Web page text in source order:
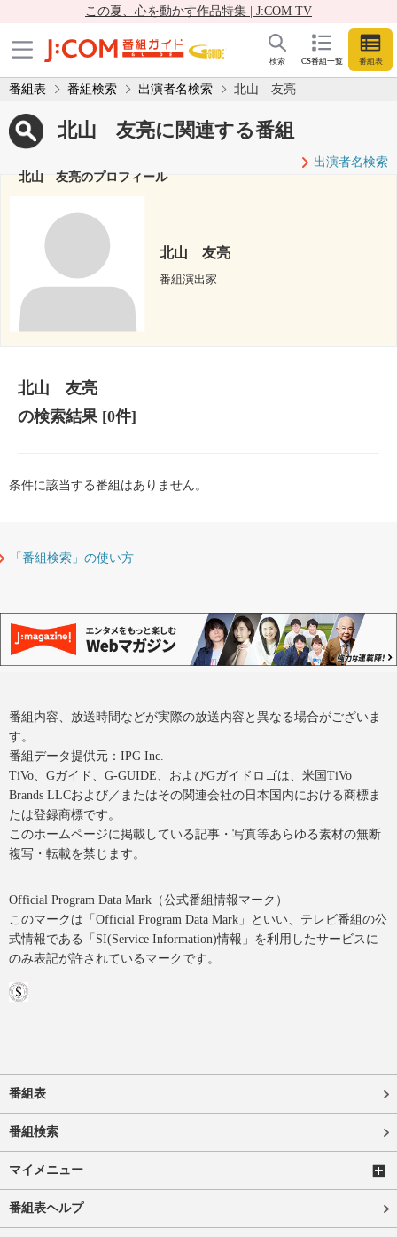
この夏、心を動かす作品特集 | J:COM TV
CS番組一覧 番組表
検索
番組表 番組検索 出演者名検索 北山 友亮
北山 友亮に関連する番組
出演者名検索
北山 友亮のプロフィール
北山 友亮
番組演出家
北山 友亮
の検索結果[0件]
条件に該当する番組はありません。
「番組検索」の使い方
番組内容、放送時間などが実際の放送内容と異なる場合がございま
す。
番組データ提供元：IPG Inc.
TiVo、Gガイド、G-GUIDE、およびGガイドロゴは、米国TiVo
Brands LLCおよび／またはその関連会社の日本国内における商標ま
たは登録商標です。
このホームページに掲載している記事・写真等あらゆる素材の無断
複写・転載を禁じます。
Official Program Data Mark（公式番組情報マーク）
このマークは「Official Program Data Mark」といい、テレビ番組の公
式情報である「SI(Service Information)情報」を利用したサービスに
のみ表記が許されているマークです。
番組表
番組検索
マイメニュー
番組表ヘルプ